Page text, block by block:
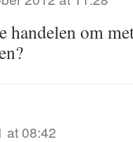
handelen om
at 08:42